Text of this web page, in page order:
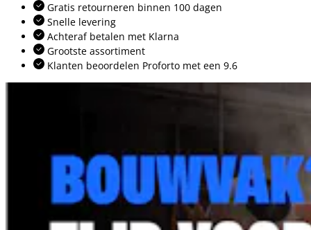
Gratis retourneren binnen 100 dagen
Snelle levering
Achteraf betalen met Klarna
Grootste assortiment
Klanten beoordelen Proforto met een 9.6